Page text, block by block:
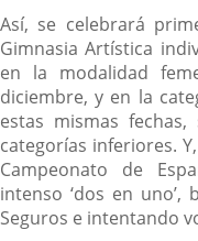
Así, se celebrará
Gimnasia Artística
en la modalidad
diciembre, y en la
estas mismas
categorías inferiores.
Campeonato de
intenso ‘dos en uno’,
Seguros e intentando